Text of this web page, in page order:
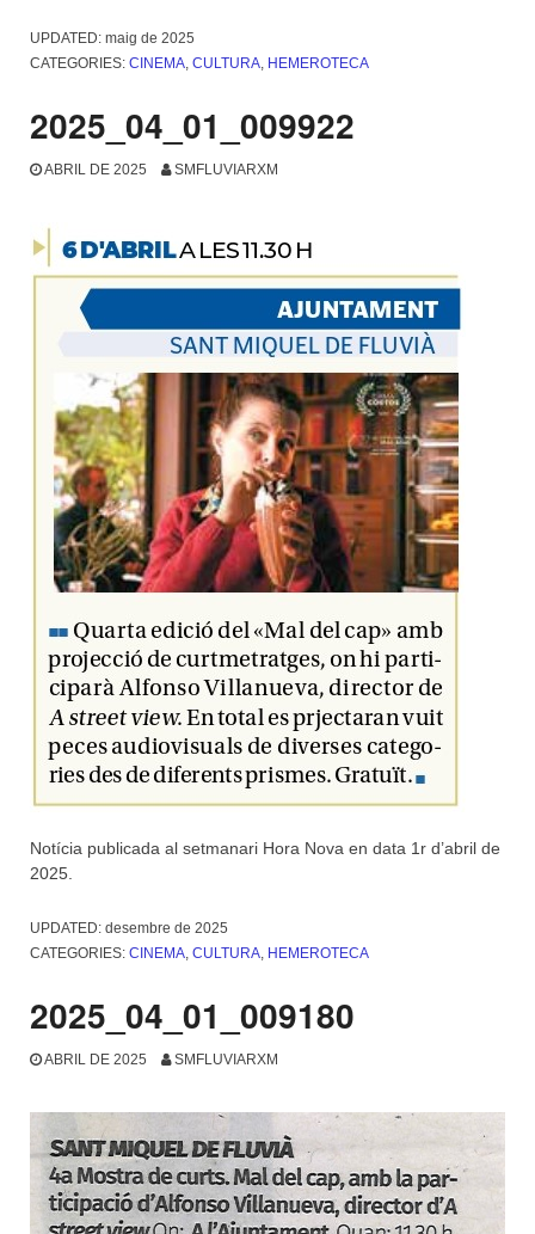
UPDATED: maig de 2025
CATEGORIES: CINEMA CULTURA HEMEROTECA
2025_04_01_009922
ABRIL DE 2025 SMFLUVIARXM
Notícia publicada al setmanari Hora Nova en data 1r d’abril de
2025.
UPDATED: desembre de 2025
CATEGORIES: CINEMA, CULTURA, HEMEROTECA
2025_04_01_009180
ABRIL DE 2025 SMFLUVIARXM